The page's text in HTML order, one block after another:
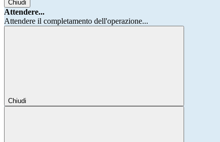
Chiudi
Attendere...
Attendere il completamento dell'operazione...
Chiudi